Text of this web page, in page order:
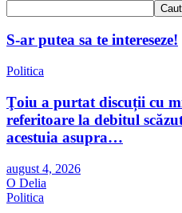
S-ar putea sa te intereseze!
Politica
Ţoiu a purtat discuții cu
referitoare la debitul
acestuia asupra…
august 4, 2026
O Delia
Politica